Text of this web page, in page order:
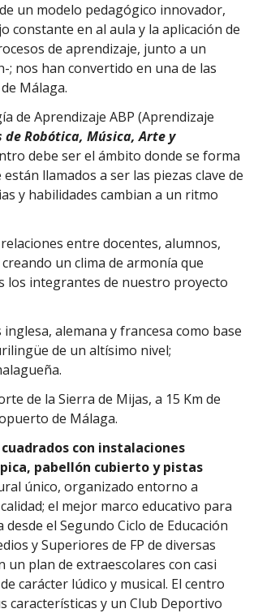
un modelo pedagógico innovador,
constante en al aula y la aplicación de
de aprendizaje, junto a un
; nos han convertido en una de las
Málaga.
de Aprendizaje ABP (Aprendizaje
de Robótica, Música, Arte y
debe ser el ámbito donde se forma
llamados a ser las piezas clave de
y habilidades cambian a un ritmo
entre docentes, alumnos,
un clima de armonía que
los integrantes de nuestro proyecto
alemana y francesa como base
de un altísimo nivel;
de la Sierra de Mijas, a 15 Km de
de Málaga.
con instalaciones
pabellón cubierto y pistas
único, organizado entorno a
el mejor marco educativo para
el Segundo Ciclo de Educación
y Superiores de FP de diversas
un plan de extraescolares con casi
carácter lúdico y musical. El centro
características y un Club Deportivo